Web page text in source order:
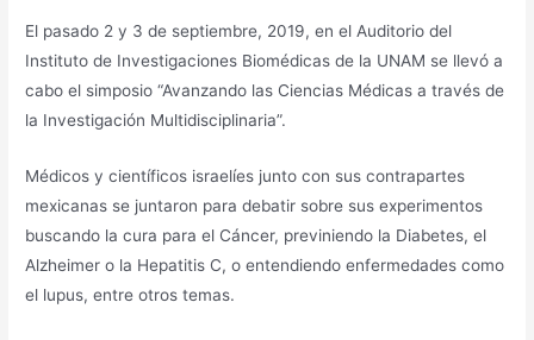
El pasado 2 y 3 de septiembre, 2019, en el Auditorio del
Instituto de Investigaciones Biomédicas de la UNAM se llevó a
cabo el simposio “Avanzando las Ciencias Médicas a través de
la Investigación Multidisciplinaria”.
Médicos y científicos israelíes junto con sus contrapartes
mexicanas se juntaron para debatir sobre sus experimentos
buscando la cura para el Cáncer, previniendo la Diabetes, el
Alzheimer o la Hepatitis C, o entendiendo enfermedades como
el lupus, entre otros temas.